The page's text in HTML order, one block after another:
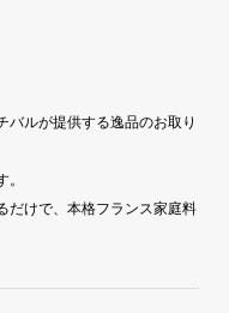
バルが提供する逸品のお取り
だけで、本格フランス家庭料